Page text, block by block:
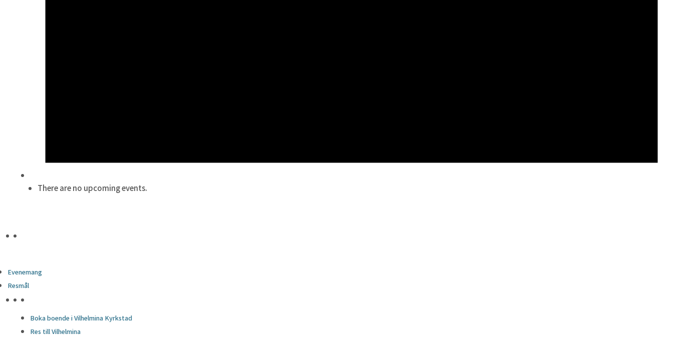
There are no upcoming events.
Evenemang
Resmål
Boka boende i Vilhelmina Kyrkstad
Res till Vilhelmina